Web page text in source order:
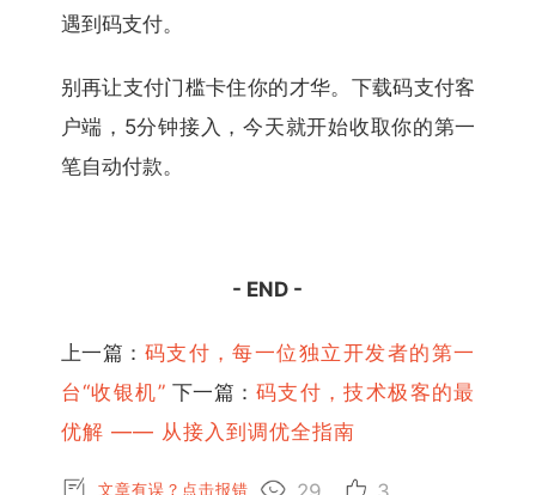
遇到码支付。
别再让支付门槛卡住你的才华。下载码支付客
户端，5分钟接入，今天就开始收取你的第一
笔自动付款。
- END -
上一篇： 码支付，每一位独立开发者的第一
台“收银机” 下一篇： 码支付，技术极客的最
优解 —— 从接入到调优全指南
文章有误？点击报错